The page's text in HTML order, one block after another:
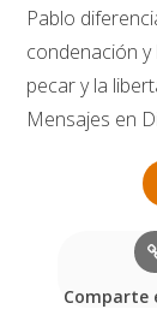
Pablo
condenación y
pecar y la
Mensajes en
Comparte